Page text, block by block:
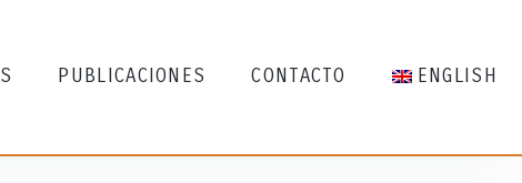
PUBLICACIONES CONTACTO ENGLISH